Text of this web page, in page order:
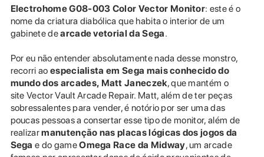
Electrohome G08-003 Color Vector Monitor: este é o
nome da criatura diabólica que habita o interior de um
gabinete dearcade vetorial da Sega.
Por eu não entender absolutamente nada desse monstro,
recorri ao especialista em Sega mais conhecido do
mundo dos arcades, Matt Janeczek, que mantém o
site Vector Vault Arcade Repair. Matt, além de ter peças
sobressalentes para vender, é notório por ser uma das
poucas pessoas a consertar esse tipo de monitor, além de
realizarmanutenção nas placas lógicas dos jogos da
Sega e do gameOmega Race da Midway, um arcade